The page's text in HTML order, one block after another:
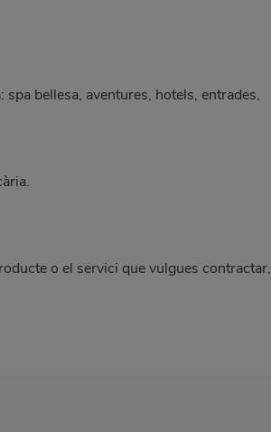
bellesa, aventures, hotels, entrades,
o el servici que vulgues contractar,